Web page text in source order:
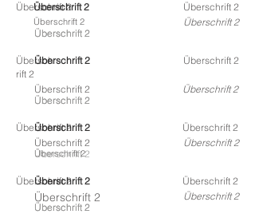
Überschrift 2
Überschrift 2
Überschrift 2
Überschrift 2
Überschrift 2
Überschrift 2
Überschrift 2
Überschrift 2
Übersch
rift 2
Überschrift 2
Überschrift 2
Überschrift 2
Überschrift 2
Überschrift 2
Überschrift 2
Überschrift 2
Überschrift 2
Überschrift 2
Überschrift 2
Überschrift 2
Überschrift 2
Überschrift 2
Überschrift 2
Überschrift 2
Überschrift 2
Überschrift 2
Überschrift 2
Überschrift 2